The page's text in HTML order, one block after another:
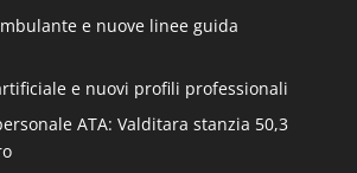
e nuove linee guida
e nuovi profili professionali
ATA: Valditara stanzia 50,3